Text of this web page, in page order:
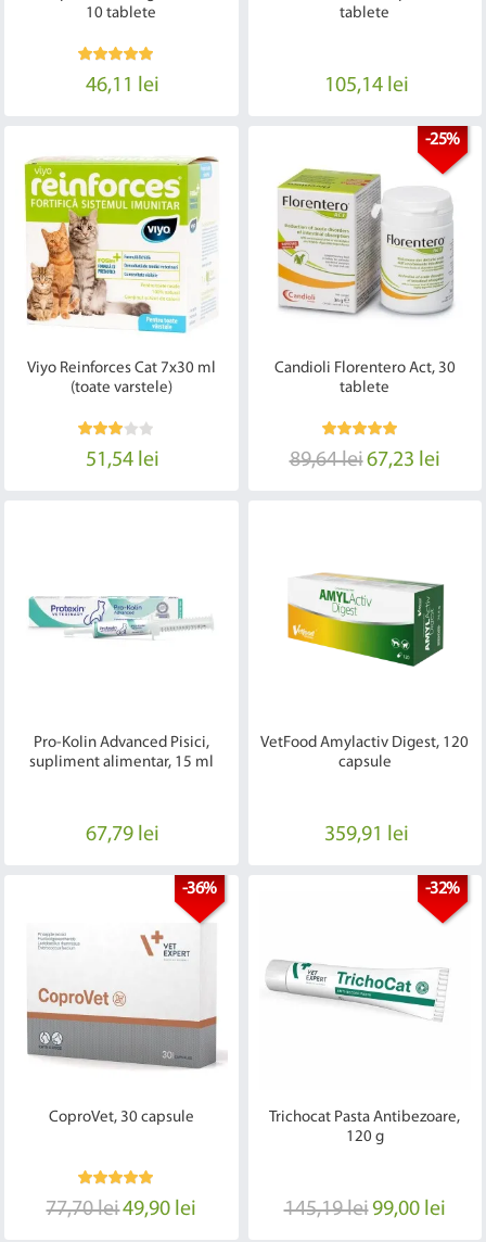
10 tablete
46,11 lei
tablete
105,14 lei
Viyo Reinforces Cat 7x30 ml
(toate varstele)
51,54 lei
-25%
Candioli Florentero Act, 30
tablete
89,64 lei67,23 lei
Pro-Kolin Advanced Pisici,
supliment alimentar, 15 ml
67,79 lei
VetFood Amylactiv Digest, 120
capsule
359,91 lei
-36%
CoproVet, 30 capsule
77,70 lei49,90 lei
-32%
Trichocat Pasta Antibezoare,
120 g
145,19 lei99,00 lei